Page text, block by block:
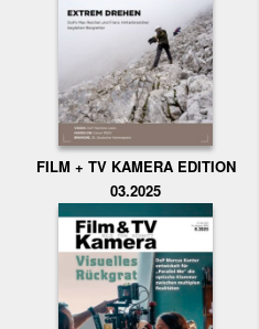
FILM + TV KAMERA EDITION
03.2025